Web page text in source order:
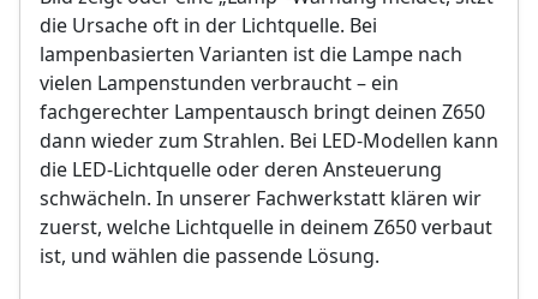
Sollten weitere Defekte festgestellt werden,
erfolgt eine Reparatur ausschließlich nach
vorheriger Rücksprache.
Bild- und Funktionstest
VDE-Sicherheitsprüfung
Sollten weitere Defekte festgestellt werden,
erfolgt eine Reparatur ausschließlich nach
vorheriger Rücksprache.
die Ursache oft in der Lichtquelle. Bei
lampenbasierten Varianten ist die Lampe nach
vielen Lampenstunden verbraucht – ein
fachgerechter Lampentausch bringt deinen Z650
dann wieder zum Strahlen. Bei LED-Modellen kann
die LED-Lichtquelle oder deren Ansteuerung
schwächeln. In unserer Fachwerkstatt klären wir
zuerst, welche Lichtquelle in deinem Z650 verbaut
ist, und wählen die passende Lösung.